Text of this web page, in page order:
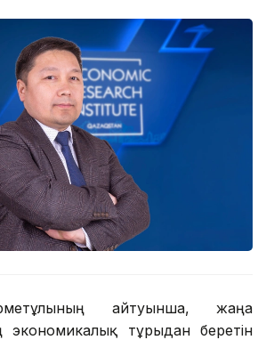
айтуынша, жаңа
экономикалық тұрғыдан беретін